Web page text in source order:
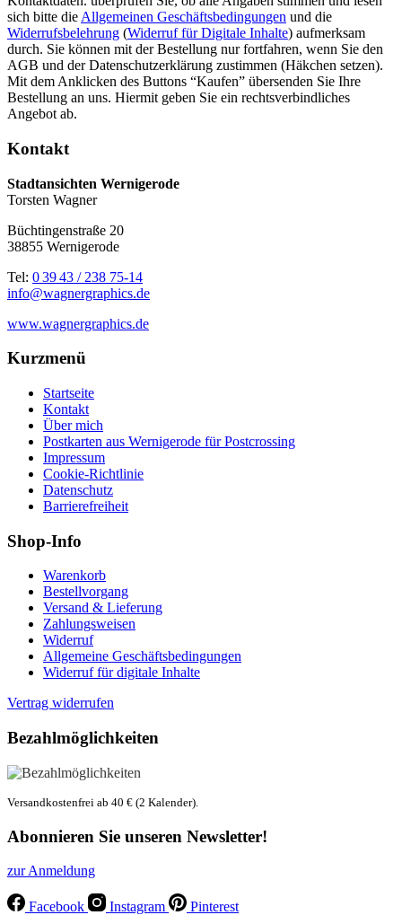
sich bitte die Allgemeinen Geschäftsbedingungen und die
Widerrufsbelehrung (Widerruf für Digitale Inhalte) aufmerksam
durch. Sie können mit der Bestellung nur fortfahren, wenn Sie den
AGB und der Datenschutzerklärung zustimmen (Häkchen setzen).
Mit dem Anklicken des Buttons “Kaufen” übersenden Sie Ihre
Bestellung an uns. Hiermit geben Sie ein rechtsverbindliches
Angebot ab.
Kontakt
Stadtansichten Wernigerode
Torsten Wagner
Büchtingenstraße 20
38855 Wernigerode
Tel: 0 39 43 / 238 75-14
info@wagnergraphics.de
www.wagnergraphics.de
Kurzmenü
Startseite
Kontakt
Über mich
Postkarten aus Wernigerode für Postcrossing
Impressum
Cookie-Richtlinie
Datenschutz
Barrierefreiheit
Shop-Info
Warenkorb
Bestellvorgang
Versand & Lieferung
Zahlungsweisen
Widerruf
Allgemeine Geschäftsbedingungen
Widerruf für digitale Inhalte
Vertrag widerrufen
Bezahlmöglichkeiten
Versandkostenfrei ab 40 € (2 Kalender).
Abonnieren Sie unseren Newsletter!
zur Anmeldung
Facebook Instagram Pinterest